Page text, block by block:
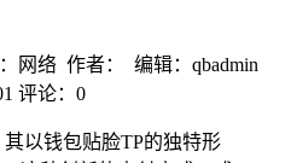
网络 作者： 编辑：qbadmin
评论：0
以钱包贴脸TP的独特形